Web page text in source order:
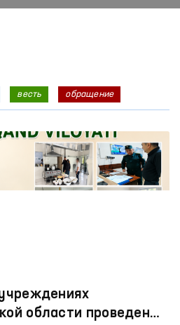
весть обращение
области проведены